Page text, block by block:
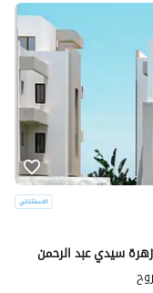
سيدي عبد الرحمن